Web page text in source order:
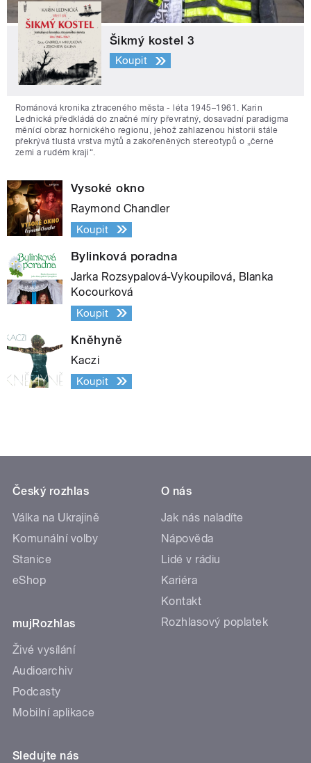
Šikmý kostel 3
Koupit
Románová kronika ztraceného města - léta 1945–1961. Karin
Lednická předkládá do značné míry převratný, dosavadní paradigma
měnící obraz hornického regionu, jehož zahlazenou historii stále
překrývá tlustá vrstva mýtů a zakořeněných stereotypů o „černé
zemi a rudém kraji“.
Vysoké okno
Raymond Chandler
Koupit
Bylinková poradna
Jarka Rozsypalová-Vykoupilová, Blanka
Kocourková
Koupit
Kněhyně
Kaczi
Koupit
Český rozhlas
Válka na Ukrajině
Komunální volby
Stanice
eShop
mujRozhlas
Živé vysílání
Audioarchiv
Podcasty
Mobilní aplikace
O nás
Jak nás naladíte
Nápověda
Lidé v rádiu
Kariéra
Kontakt
Rozhlasový poplatek
Sledujte nás